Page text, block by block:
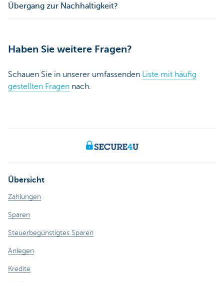
Übergang zur Nachhaltigkeit?
Haben Sie weitere Fragen?
Schauen Sie in unserer umfassenden Liste mit häufig
gestellten Fragen nach.
Übersicht
Zahlungen
Sparen
Steuerbegünstigtes Sparen
Anlegen
Kredite